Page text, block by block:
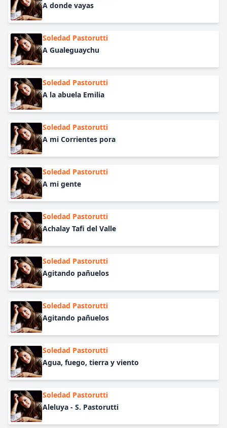
A donde vayas
Soledad Pastorutti
A Gualeguaychu
Soledad Pastorutti
A la abuela Emilia
Soledad Pastorutti
A mi Corrientes pora
Soledad Pastorutti
A mi gente
Soledad Pastorutti
Achalay Tafi del Valle
Soledad Pastorutti
Agitando pañuelos
Soledad Pastorutti
Agitando pañuelos
Soledad Pastorutti
Agua, fuego, tierra y viento
Soledad Pastorutti
Aleluya - S. Pastorutti